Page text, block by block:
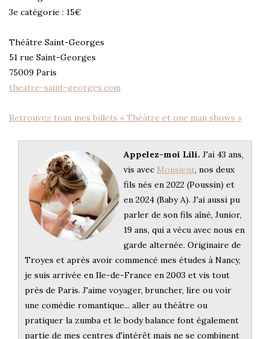
3e catégorie : 15€
Théâtre Saint-Georges
51 rue Saint-Georges
75009 Paris
theatre-saint-georges.com
Retrouvez tous mes billets « Théâtre et one man shows »
Appelez-moi Lili. J'ai 43 ans,
vis avec Monsieur, nos deux
fils nés en 2022 (Poussin) et
en 2024 (Baby A). J'ai aussi pu
parler de son fils aîné, Junior,
19 ans, qui a vécu avec nous en
garde alternée. Originaire de
Troyes et après avoir commencé mes études à Nancy,
je suis arrivée en Ile-de-France en 2003 et vis tout
près de Paris. J'aime voyager, bruncher, lire ou voir
une comédie romantique... aller au théâtre ou
pratiquer la zumba et le body balance font également
partie de mes centres d'intérêt mais ne se combinent